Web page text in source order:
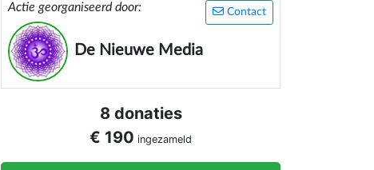
Contact
Actie georganiseerd door:
De Nieuwe Media
8 donaties
€ 190 ingezameld